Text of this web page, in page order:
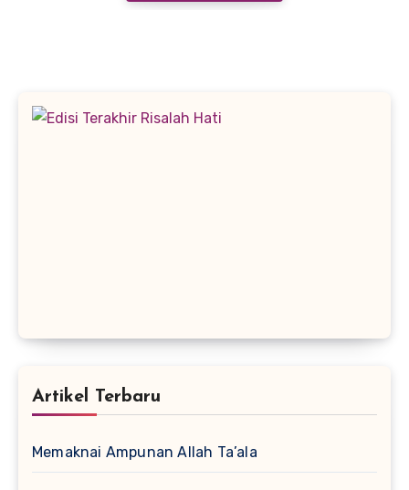
Artikel Terbaru
Memaknai Ampunan Allah Ta’ala